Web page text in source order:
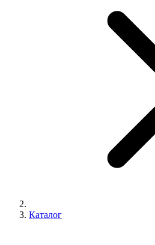
Каталог